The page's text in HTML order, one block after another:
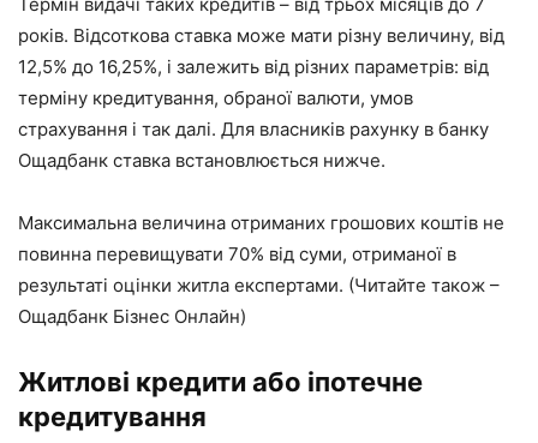
років. Відсоткова ставка може мати різну величину, від
12,5% до 16,25%, і залежить від різних параметрів: від
терміну кредитування, обраної валюти, умов
страхування і так далі. Для власників рахунку в банку
Ощадбанк ставка встановлюється нижче.
Максимальна величина отриманих грошових коштів не
повинна перевищувати 70% від суми, отриманої в
результаті оцінки житла експертами. (Читайте також –
Ощадбанк Бізнес Онлайн)
Житлові кредити або іпотечне
кредитування